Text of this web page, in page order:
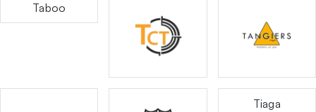
Taboo
Tiaga